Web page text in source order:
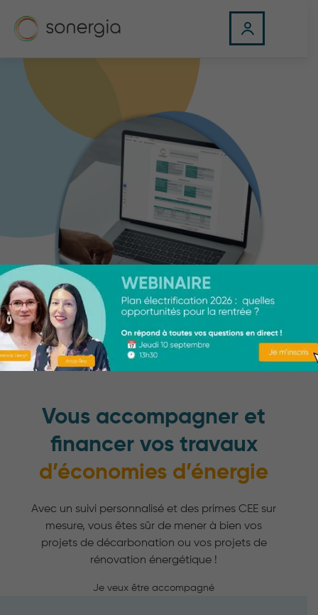
Vous accompagner et
financer vos travaux
d’économies d’énergie
Avec un suivi personnalisé et des primes CEE sur
mesure, vous êtes sûr de mener à bien vos
projets de décarbonation ou vos projets de
rénovation énergétique !
Je veux être accompagné